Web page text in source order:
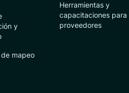
y
mapeo
Herramientas y
capacitaciones para
proveedores